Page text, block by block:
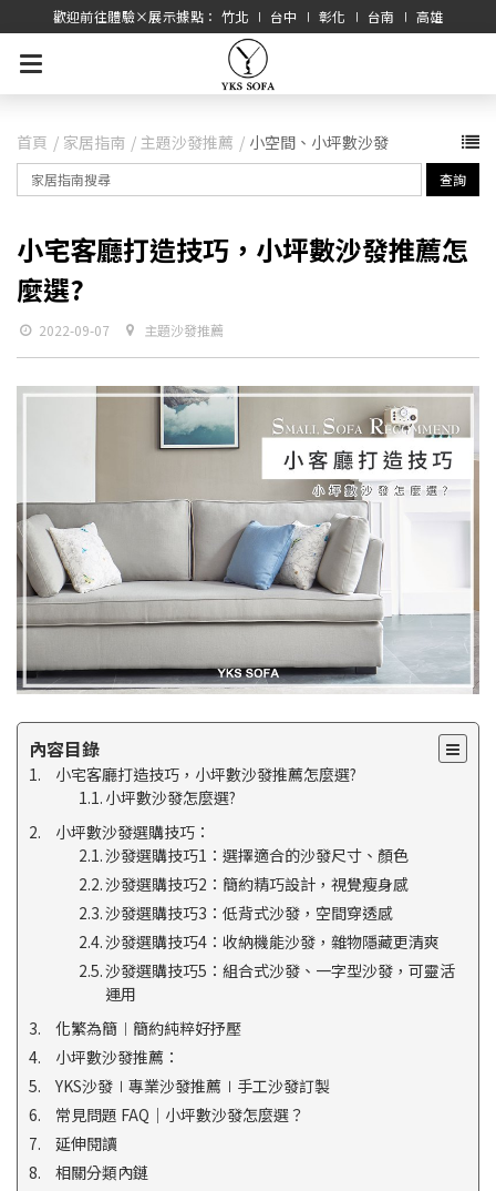
歡迎前往體驗×展示據點： 竹北 ∣ 台中 ∣ 彰化 ∣ 台南 ∣ 高雄
首頁 家居指南 主題沙發推薦 小空間、小坪數沙發
查詢
小宅客廳打造技巧，小坪數沙發推薦怎
麼選?
2022-09-07 主題沙發推薦
內容目錄
小宅客廳打造技巧，小坪數沙發推薦怎麼選?
小坪數沙發怎麼選?
小坪數沙發選購技巧：
沙發選購技巧1：選擇適合的沙發尺寸、顏色
沙發選購技巧2：簡約精巧設計，視覺瘦身感
沙發選購技巧3：低背式沙發，空間穿透感
沙發選購技巧4：收納機能沙發，雜物隱藏更清爽
沙發選購技巧5：組合式沙發、一字型沙發，可靈活
運用
化繁為簡︱簡約純粹好抒壓
小坪數沙發推薦：
YKS沙發∣專業沙發推薦∣手工沙發訂製
常見問題 FAQ｜小坪數沙發怎麼選？
延伸閱讀
相關分類內鏈